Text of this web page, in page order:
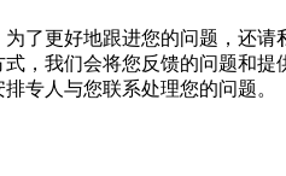
了更好地跟进您的问题，还请
，我们会将您反馈的问题和提
专人与您联系处理您的问题。